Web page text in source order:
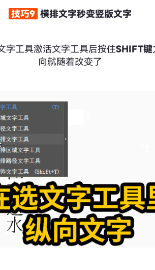
技巧9 横排文字秒变竖版文字
字工具激活文字工具后按住SHIFT键
向就随着改变了